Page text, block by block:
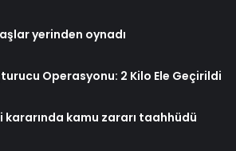
yerinden oynadı
Operasyonu: 2 Kilo Ele Geçirildi
kararında kamu zararı taahhüdü